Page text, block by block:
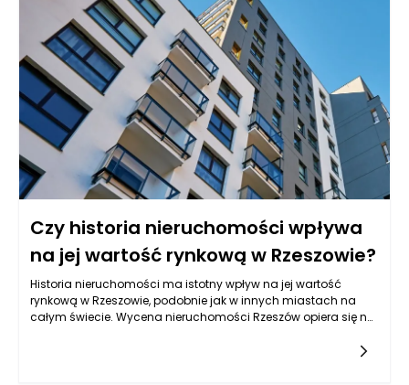
zorganizowane wakacje. Produkty w saszetkach pozwalają
zmniejszyć ryzyko takich sytuacji, oferując wygodny i logiczny
sposób zarządzania akcesoriami zdrowotnymi oraz
produktami pielęgnacyjnymi. Dzięki nim można zadbać nie
tylko o bezpieczeństwo własne i bliskich, ale także o komfort
psychiczny, który jest podstawą udanego wypoczynku. To
rozwiązanie wpisuje się w nowoczesne podejście do
podróżowania – świadome, minimalistyczne i oparte na
funkcjonalności.
Czy historia nieruchomości wpływa
na jej wartość rynkową w Rzeszowie?
Historia nieruchomości ma istotny wpływ na jej wartość
rynkową w Rzeszowie, podobnie jak w innych miastach na
całym świecie. Wycena nieruchomości Rzeszów opiera się na
który obejmuje zarówno aspekt architektoniczny, jak również